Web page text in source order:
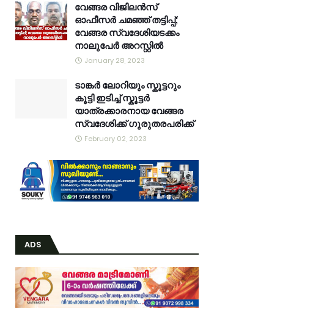
വേങ്ങര വിജിലൻസ്
ഓഫീസർ ചമഞ്ഞ് തട്ടിപ്പ്;
വേങ്ങര സ്വദേശിയടക്കം
നാലുപേർ അറസ്റ്റിൽ
January 28, 2023
ടാങ്കർ ലോറിയും സ്കൂട്ടറും
കൂട്ടി ഇടിച്ച് സ്കൂട്ടർ
യാത്രക്കാരനായ വേങ്ങര
സ്വദേശിക്ക് ഗുരുതരപരിക്ക്
February 02, 2023
ADS